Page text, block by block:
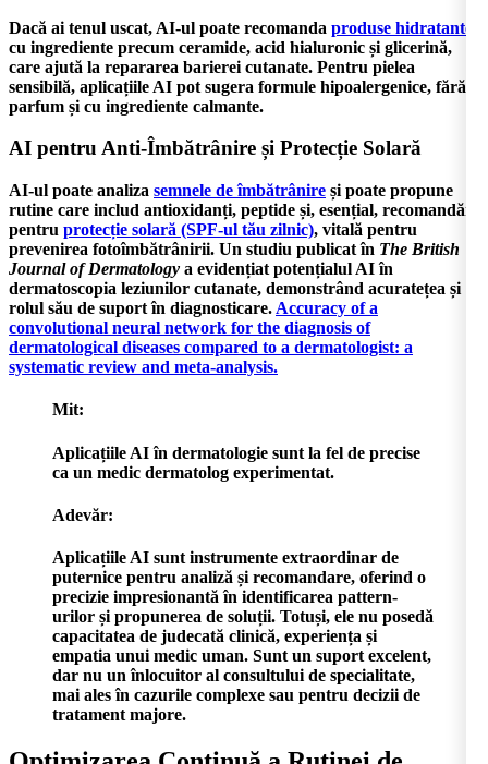
Dacă ai tenul uscat, AI-ul poate recomanda produse hidratante
cu ingrediente precum ceramide, acid hialuronic și glicerină,
care ajută la repararea barierei cutanate. Pentru pielea
sensibilă, aplicațiile AI pot sugera formule hipoalergenice, fără
parfum și cu ingrediente calmante.
AI pentru Anti-Îmbătrânire și Protecție Solară
AI-ul poate analiza semnele de îmbătrânire și poate propune
rutine care includ antioxidanți, peptide și, esențial, recomandări
pentru protecție solară (SPF-ul tău zilnic), vitală pentru
prevenirea fotoîmbătrânirii. Un studiu publicat în The British
Journal of Dermatology a evidențiat potențialul AI în
dermatoscopia leziunilor cutanate, demonstrând acuratețea și
rolul său de suport în diagnosticare. Accuracy of a
convolutional neural network for the diagnosis of
dermatological diseases compared to a dermatologist: a
systematic review and meta-analysis.
Mit:
Aplicațiile AI în dermatologie sunt la fel de precise
ca un medic dermatolog experimentat.
Adevăr:
Aplicațiile AI sunt instrumente extraordinar de
puternice pentru analiză și recomandare, oferind o
precizie impresionantă în identificarea pattern-
urilor și propunerea de soluții. Totuși, ele nu posedă
capacitatea de judecată clinică, experiența și
empatia unui medic uman. Sunt un suport excelent,
dar nu un înlocuitor al consultului de specialitate,
mai ales în cazurile complexe sau pentru decizii de
tratament majore.